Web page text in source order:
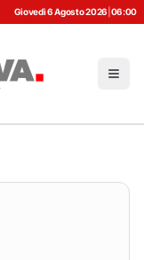
Giovedì 6 Agosto 2026 06:00